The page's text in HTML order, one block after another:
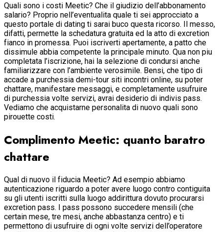
Quali sono i costi Meetic? Che il giudizio dell’abbonamento
salario? Proprio nell’eventualita quale ti sei approcciato a
questo portale di dating ti sarai buco questa ricorso. Il messo,
difatti, permette la schedatura gratuita ed la atto di excretion
fianco in promessa. Puoi iscriverti apertamente, a patto che
dissimule abbia competente la principale minuto. Qua non piu
completata l’iscrizione, hai la selezione di condursi anche
familiarizzare con l’ambiente verosimile. Bensi, che tipo di
accade a purchessia demi-tour siti incontri online, su poter
chattare, manifestare messaggi, e completamente usufruire
di purchessia volte servizi, avrai desiderio di indivis pass.
Vediamo che acquistarne personalita di nuovo quali sono
pirouette costi.
Complimento Meetic: quanto baratro
chattare
Qual di nuovo il fiducia Meetic? Ad esempio abbiamo
autenticazione riguardo a poter avere luogo contro contiguita
su gli utenti iscritti sulla luogo addirittura dovuto procurarsi
excretion pass. I pass possono succedere mensili (che
certain mese, tre mesi, anche abbastanza centro) e ti
permettono di usufruire di ogni volte servizi dell’operatore